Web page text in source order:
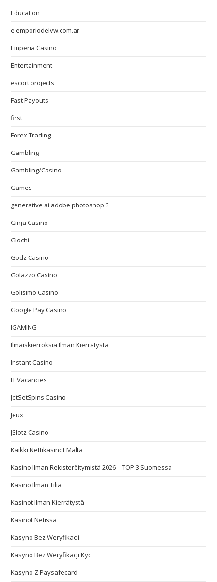
Education
elemporiodelvw.com.ar
Emperia Casino
Entertainment
escort projects
Fast Payouts
first
Forex Trading
Gambling
Gambling/Casino
Games
generative ai adobe photoshop 3
Ginja Casino
Giochi
Godz Casino
Golazzo Casino
Golisimo Casino
Google Pay Casino
IGAMING
Ilmaiskierroksia Ilman Kierrätystä
Instant Casino
IT Vacancies
JetSetSpins Casino
Jeux
JSlotz Casino
Kaikki Nettikasinot Malta
Kasino Ilman Rekisteröitymistä 2026 – TOP 3 Suomessa
Kasino Ilman Tiliä
Kasinot Ilman Kierrätystä
Kasinot Netissä
Kasyno Bez Weryfikacji
Kasyno Bez Weryfikacji Kyc
Kasyno Z Paysafecard